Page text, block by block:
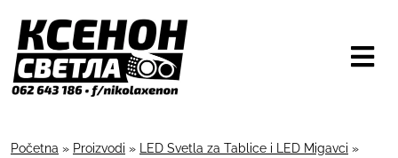
Početna » Proizvodi » LED Svetla za Tablice i LED Migavci »